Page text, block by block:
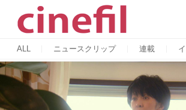
ALL ニュースクリップ 連載